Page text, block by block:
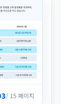
/ 15 페이지